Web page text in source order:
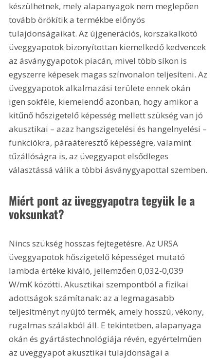
készülhetnek, mely alapanyagok nem meglepően
tovább örökítik a termékbe előnyös
tulajdonságaikat. Az újgenerációs, korszakalkotó
üveggyapotok bizonyítottan kiemelkedő kedvencek
az ásványgyapotok piacán, mivel több síkon is
egyszerre képesek magas színvonalon teljesíteni. Az
üveggyapotok alkalmazási területe ennek okán
igen sokféle, kiemelendő azonban, hogy amikor a
kitűnő hőszigetelő képesség mellett szükség van jó
akusztikai – azaz hangszigetelési és hangelnyelési –
funkciókra, páraáteresztő képességre, valamint
tűzállóságra is, az üveggyapot elsődleges
választássá válik a többi ásványgyapottal szemben.
Miért pont az üveggyapotra tegyük le a
voksunkat?
Nincs szükség hosszas fejtegetésre. Az URSA
üveggyapotok hőszigetelő képességet mutató
lambda értéke kiváló, jellemzően 0,032-0,039
W/mK közötti. Akusztikai szempontból a fizikai
adottságok számítanak: az a legmagasabb
teljesítményt nyújtó termék, amely hosszú, vékony,
rugalmas szálakból áll. E tekintetben, alapanyaga
okán és gyártástechnológiája révén, egyértelműen
az üveggyapot akusztikai tulajdonságai a